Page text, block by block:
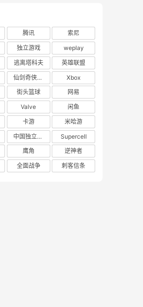
腾讯
索尼
独立游戏
weplay
逃离塔科夫
英雄联盟
仙剑奇侠传四
Xbox
街头篮球
网易
Valve
闲鱼
卡游
米哈游
中国独立游戏联盟
Supercell
鹰角
逆神者
全面战争 刺客信条